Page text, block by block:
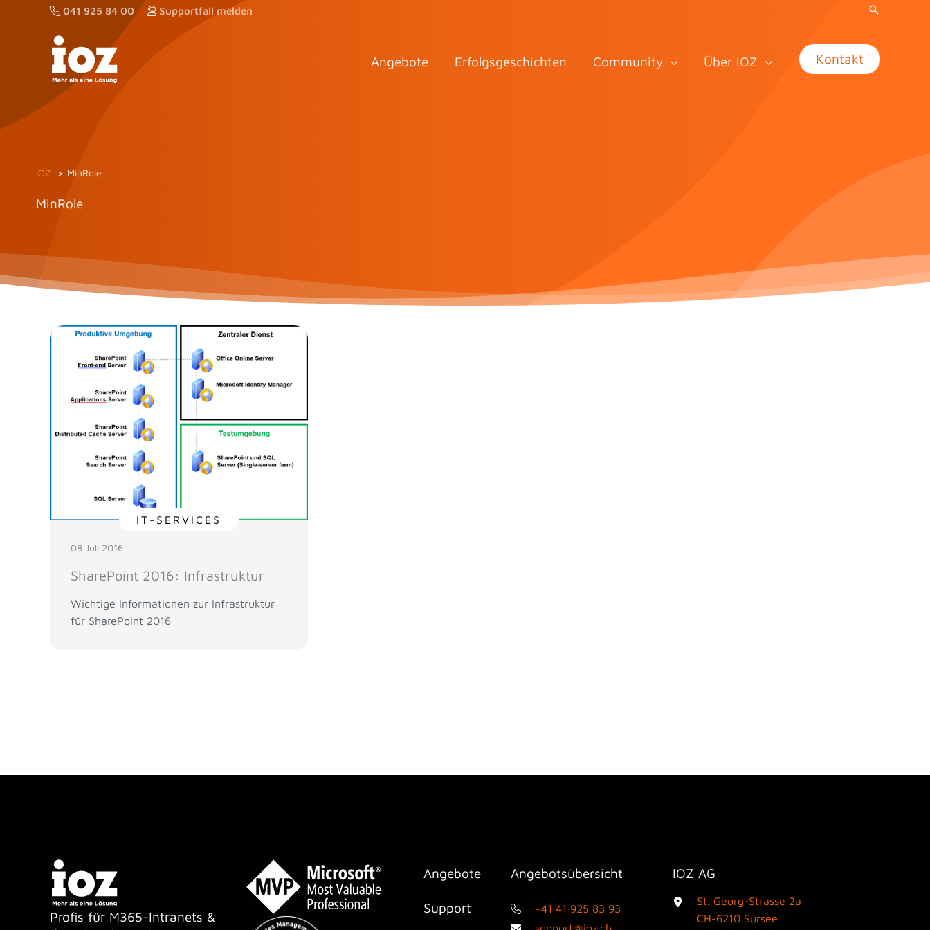
041 925 84 00 Supportfall melden
Angebote Erfolgsgeschichten Community Über IOZ Kontakt
IOZ MinRole
MinRole
IT-SERVICES
08 Juli 2016
SharePoint 2016: Infrastruktur
Wichtige Informationen zur Infrastruktur
für SharePoint 2016
Profis für M365-Intranets &
Angebote Angebotsübersicht
Support
+41 41 925 83 93
IOZ AG
St. Georg-Strasse 2a
CH-6210 Sursee